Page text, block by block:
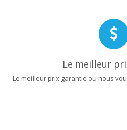
Le meilleur
Le meilleur prix garantie ou nous